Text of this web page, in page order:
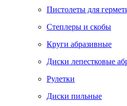
Пистолеты для
Степлеры и скобы
Круги абразивные
Диски лепестковые
Рулетки
Диски пильные